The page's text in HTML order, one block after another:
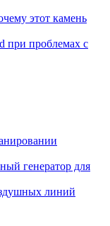
этот камень
при проблемах с
генератор для
линий